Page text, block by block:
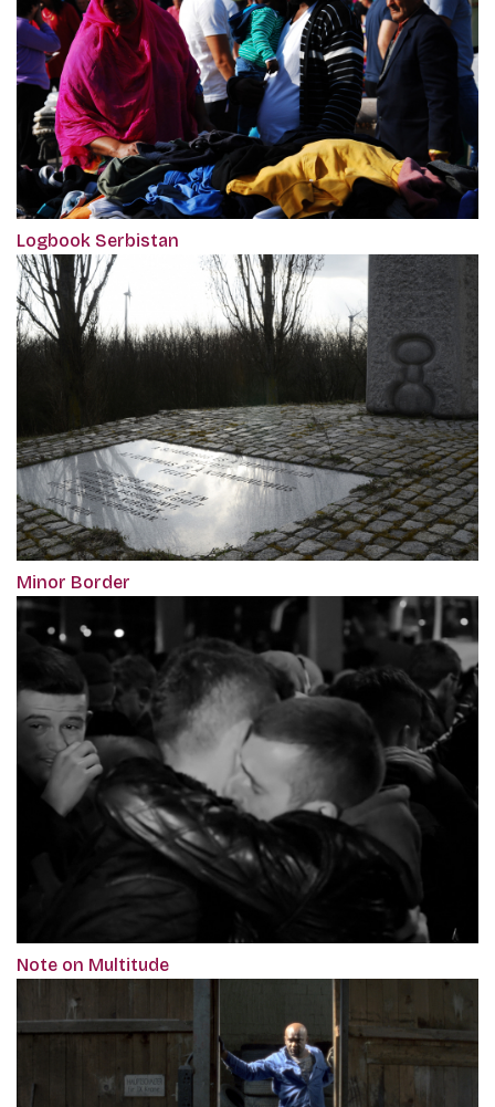
Logbook Serbistan
Minor Border
Note on Multitude